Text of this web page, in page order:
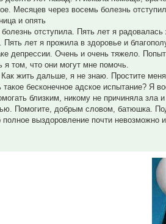
Месяцев через восемь болезнь
и опять
отступила. Пять лет я
лет я прожила в здоровье и
депрессии. Очень и очень тяжело.
том, что они могут мне помочь.
жить дальше, я не знаю. Простите
бесконечное адское испытание? Я
близким, никому не причиняла
Помогите, добрым словом, батюшка.
полное выздоровление почти